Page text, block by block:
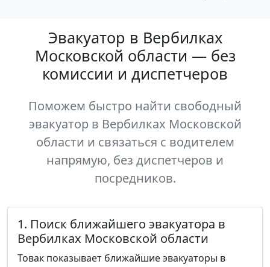
Эвакуатор в Вербилках
Московской области — без
комиссии и диспетчеров
Поможем быстро найти свободный
эвакуатор в Вербилках Московской
области и связаться с водителем
напрямую, без диспетчеров и
посредников.
1. Поиск ближайшего эвакуатора в
Вербилках Московской области
Товак показывает ближайшие эвакуаторы в